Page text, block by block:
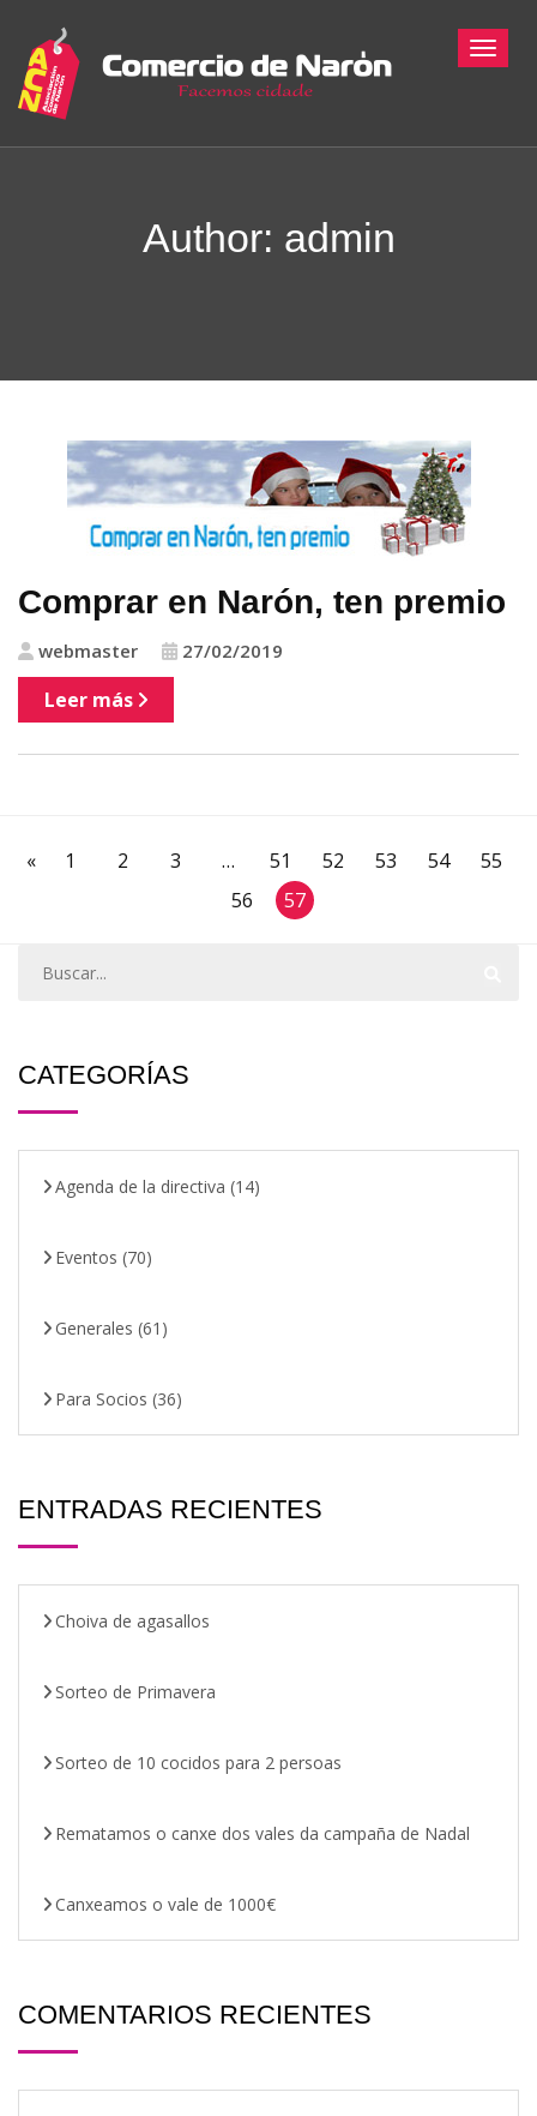
Author: admin
Comprar en Narón, ten premio
webmaster 27/02/2019
Leer más
« 1 2 3 … 51 52 53 54
55
56
57
CATEGORÍAS
Agenda de la directiva (14)
Eventos (70)
Generales (61)
Para Socios (36)
ENTRADAS RECIENTES
Choiva de agasallos
Sorteo de Primavera
Sorteo de 10 cocidos para 2 persoas
Rematamos o canxe dos vales da campaña de Nadal
Canxeamos o vale de 1000€
COMENTARIOS RECIENTES